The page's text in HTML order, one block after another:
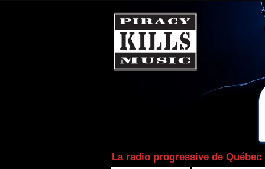
La radio progressive de Québec